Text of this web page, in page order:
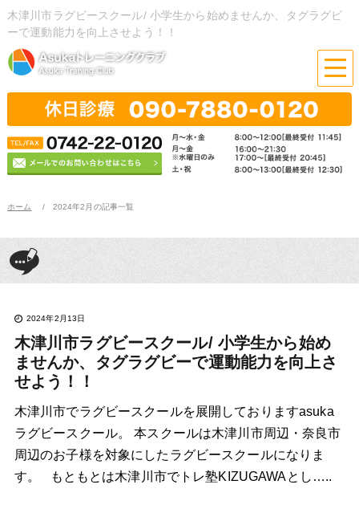
木津川市ラグビースクール/ 小学生から始めませんか、タグラグビ
ーで運動能力を向上させよう！！
ホーム 2024年2月の記事一覧
2024年2月13日
木津川市ラグビースクール/ 小学生から始め
ませんか、タグラグビーで運動能力を向上さ
せよう！！
木津川市でラグビースクールを展開しておりますasuka
ラグビースクール。 本スクールは木津川市周辺・奈良市
周辺のお子様を対象にしたラグビースクールになりま
す。 もともとは木津川市でトレ塾KIZUGAWAとし…..